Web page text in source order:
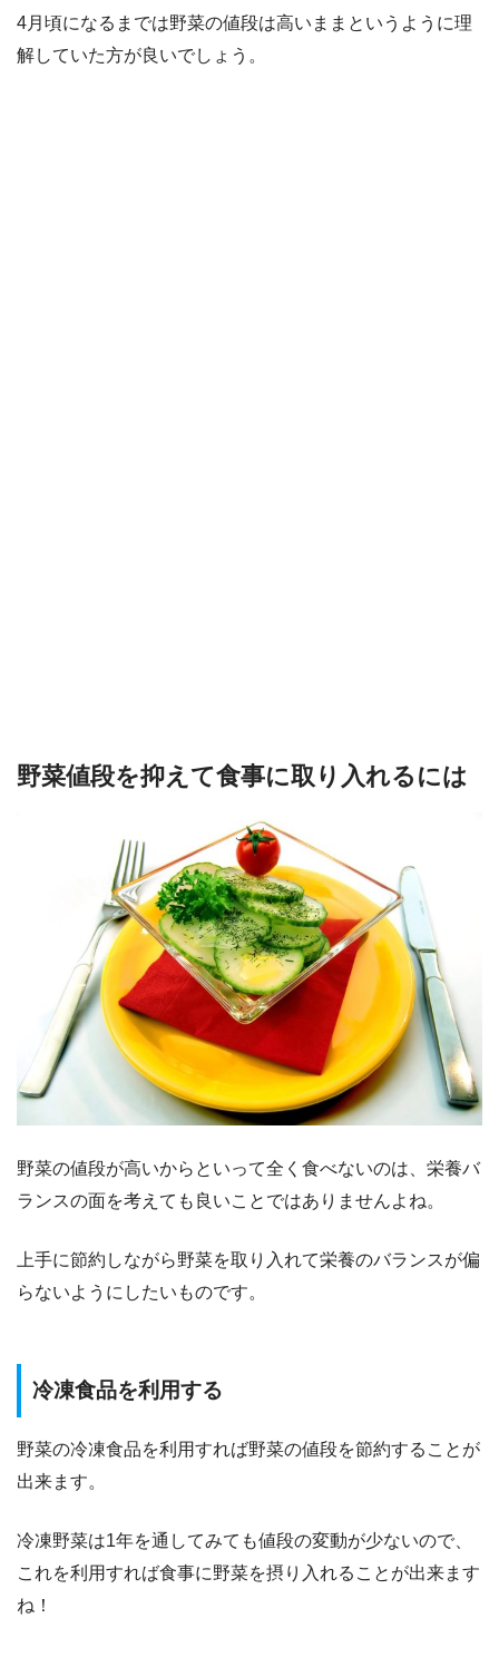
4月頃になるまでは野菜の値段は高いままというように理
解していた方が良いでしょう。
野菜値段を抑えて食事に取り入れるには
野菜の値段が高いからといって全く食べないのは、栄養バ
ランスの面を考えても良いことではありませんよね。
上手に節約しながら野菜を取り入れて栄養のバランスが偏
らないようにしたいものです。
冷凍食品を利用する
野菜の冷凍食品を利用すれば野菜の値段を節約することが
出来ます。
冷凍野菜は1年を通してみても値段の変動が少ないので、
これを利用すれば食事に野菜を摂り入れることが出来ます
ね！